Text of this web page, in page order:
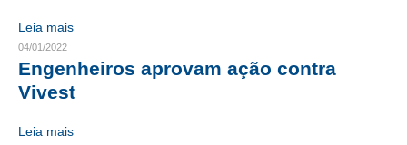
ACORDOS, CONVENÇÕES E DISSÍDIOS
CONTRIBUIÇÕES
Leia mais
04/01/2022
Engenheiros aprovam ação contra
Vivest
Leia mais